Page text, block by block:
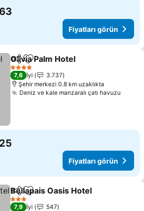
Fiyatları görün
PaylaşFavorilerime ekle
Olivia Palm Hotel
4 Yıldız
7,6 İyi
3.737
Şehir merkezi 0.8 km uzaklıkta
Deniz ve kale manzaralı çatı havuzu
Fiyatları görün
PaylaşFavorilerime ekle
Bellapais Oasis Hotel
3 Yıldız
7,9 İyi
547